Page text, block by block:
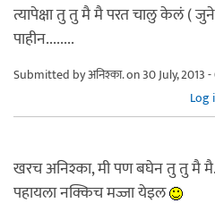
त्यापेक्षा तु तु मै मै परत चालु केलं (
पाहीन........
Submitted byअनिश्का.on 30 July, 2013 -
Log
खरच अनिश्का, मी पण बघेन तु तु मै
पहायला नक्किच मज्जा येइल